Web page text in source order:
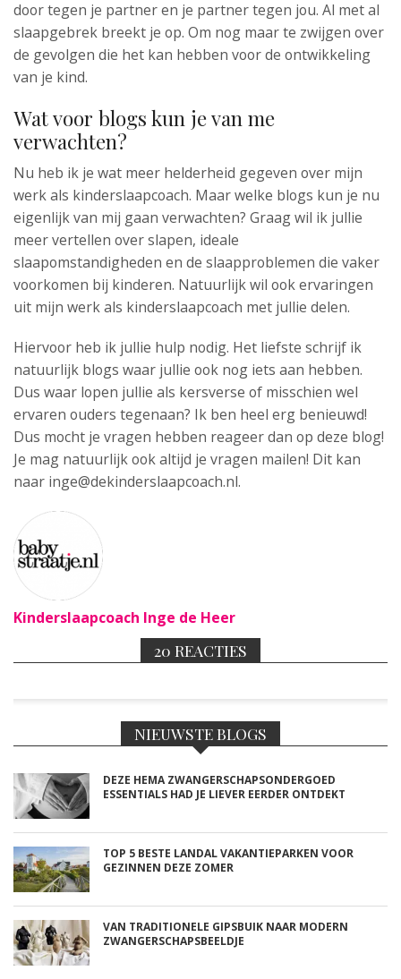
door tegen je partner en je partner tegen jou. Al met al
slaapgebrek breekt je op. Om nog maar te zwijgen over
de gevolgen die het kan hebben voor de ontwikkeling
van je kind.
Wat voor blogs kun je van me
verwachten?
Nu heb ik je wat meer helderheid gegeven over mijn
werk als kinderslaapcoach. Maar welke blogs kun je nu
eigenlijk van mij gaan verwachten? Graag wil ik jullie
meer vertellen over slapen, ideale
slaapomstandigheden en de slaapproblemen die vaker
voorkomen bij kinderen. Natuurlijk wil ook ervaringen
uit mijn werk als kinderslaapcoach met jullie delen.
Hiervoor heb ik jullie hulp nodig. Het liefste schrijf ik
natuurlijk blogs waar jullie ook nog iets aan hebben.
Dus waar lopen jullie als kersverse of misschien wel
ervaren ouders tegenaan? Ik ben heel erg benieuwd!
Dus mocht je vragen hebben reageer dan op deze blog!
Je mag natuurlijk ook altijd je vragen mailen! Dit kan
naar inge@dekinderslaapcoach.nl.
Kinderslaapcoach Inge de Heer
20 REACTIES
NIEUWSTE BLOGS
DEZE HEMA ZWANGERSCHAPSONDERGOED
ESSENTIALS HAD JE LIEVER EERDER ONTDEKT
TOP 5 BESTE LANDAL VAKANTIEPARKEN VOOR
GEZINNEN DEZE ZOMER
VAN TRADITIONELE GIPSBUIK NAAR MODERN
ZWANGERSCHAPSBEELDJE